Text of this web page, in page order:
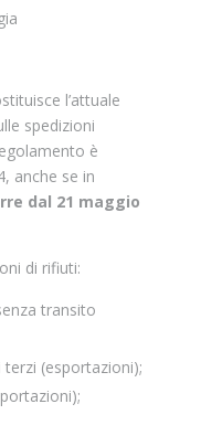
l’attuale
spedizioni
è
anche se in
dal 21 maggio
di rifiuti:
transito
terzi (esportazioni);